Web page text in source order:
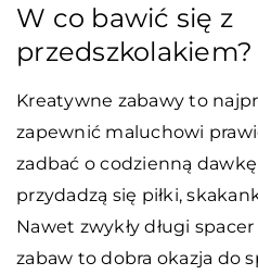
W co bawić się z
przedszkolakiem?
Kreatywne zabawy to
zapewnić maluchowi
zadbać o codzienną
przydadzą się piłki,
Nawet zwykły długi
zabaw to dobra okazja do